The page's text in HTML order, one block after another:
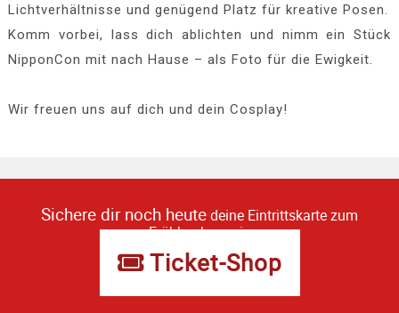
Lichtverhältnisse und genügend Platz für kreative Posen.
Komm vorbei, lass dich ablichten und nimm ein Stück
NipponCon mit nach Hause – als Foto für die Ewigkeit.
Wir freuen uns auf dich und dein Cosplay!
Sichere dir noch heutedeine Eintrittskarte zum
Frühbucherpreis
Ticket-Shop